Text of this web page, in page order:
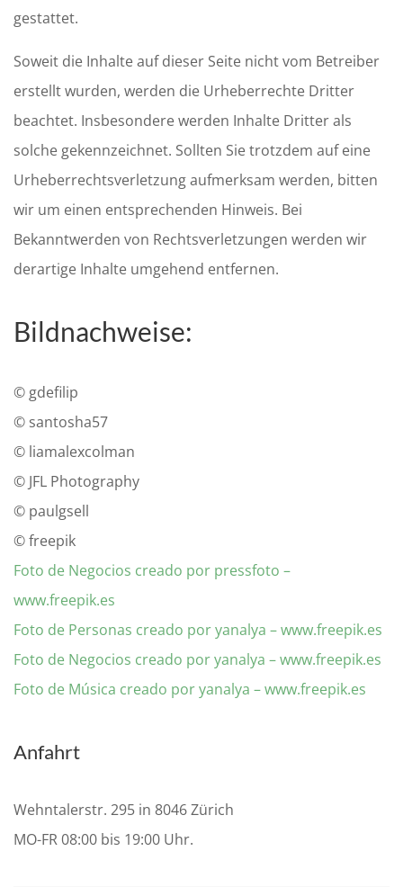
gestattet.
Soweit die Inhalte auf dieser Seite nicht vom Betreiber
erstellt wurden, werden die Urheberrechte Dritter
beachtet. Insbesondere werden Inhalte Dritter als
solche gekennzeichnet. Sollten Sie trotzdem auf eine
Urheberrechtsverletzung aufmerksam werden, bitten
wir um einen entsprechenden Hinweis. Bei
Bekanntwerden von Rechtsverletzungen werden wir
derartige Inhalte umgehend entfernen.
Bildnachweise:
© gdefilip
© santosha57
© liamalexcolman
© JFL Photography
© paulgsell
© freepik
Foto de Negocios creado por pressfoto –
www.freepik.es
Foto de Personas creado por yanalya – www.freepik.es
Foto de Negocios creado por yanalya – www.freepik.es
Foto de Música creado por yanalya – www.freepik.es
Anfahrt
Wehntalerstr. 295 in 8046 Zürich
MO-FR 08:00 bis 19:00 Uhr.